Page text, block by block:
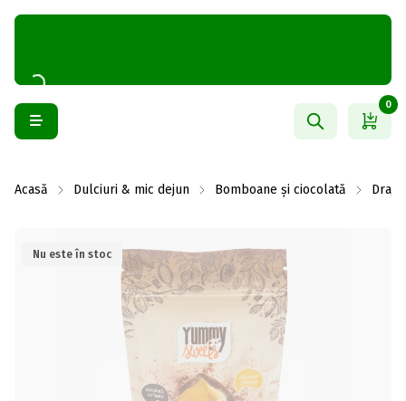
0
Acasă Dulciuri & mic dejun Bomboane și ciocolată
Nu este în stoc